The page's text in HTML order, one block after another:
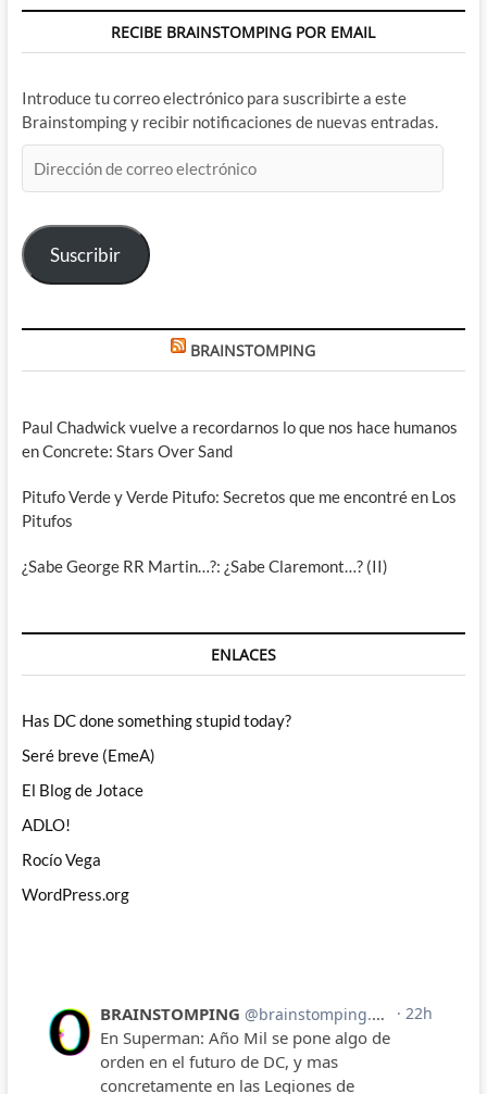
RECIBE BRAINSTOMPING POR EMAIL
Introduce tu correo electrónico para suscribirte a este
Brainstomping y recibir notificaciones de nuevas entradas.
de
electrónico
Suscribir
BRAINSTOMPING
Paul Chadwick vuelve a recordarnos lo que nos hace humanos
en Concrete: Stars Over Sand
Pitufo Verde y Verde Pitufo: Secretos que me encontré en Los
Pitufos
¿Sabe George RR Martin…?: ¿Sabe Claremont…? (II)
ENLACES
Has DC done something stupid today?
Seré breve (EmeA)
El Blog de Jotace
ADLO!
Rocío Vega
WordPress.org